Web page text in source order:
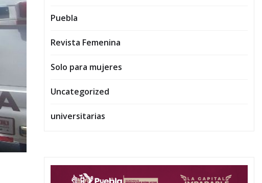
Puebla
Revista Femenina
Solo para mujeres
Uncategorized
universitarias